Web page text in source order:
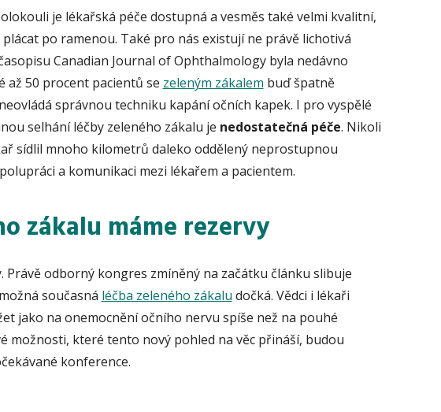
je lékařská péče dostupná a vesměs také velmi kvalitní,
po ramenou. Také pro nás existují ne právě lichotivá
Canadian Journal of Ophthalmology byla nedávno
až 50 procent pacientů se zeleným zákalem buď špatně
správnou techniku kapání očních kapek. I pro vyspělé
selhání léčby zeleného zákalu je nedostatečná péče. Nikoli
sídlil mnoho kilometrů daleko oddělený neprostupnou
a komunikaci mezi lékařem a pacientem.
zákalu máme rezervy
Právě odborný kongres zmíněný na začátku článku slibuje
současná léčba zeleného zákalu dočká. Vědci i lékaři
jako na onemocnění očního nervu spíše než na pouhé
možnosti, které tento nový pohled na věc přináší, budou
konference.